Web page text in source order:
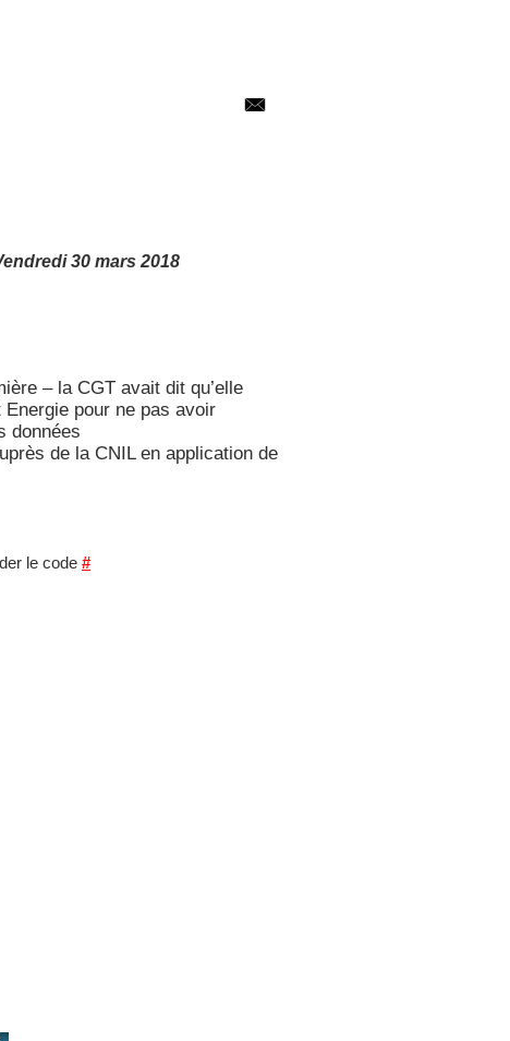
30 mars 2018
– la CGT avait dit qu’elle
pour ne pas avoir
données
de la CNIL en application de
le code #